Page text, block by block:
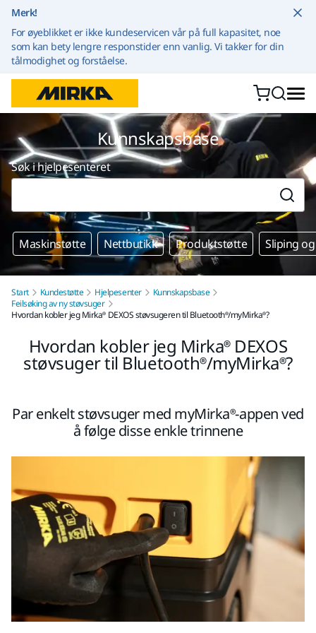
Merk!
For øyeblikket er ikke kundeservicen vår på full kapasitet, noe
som kan bety lengre responstider enn vanlig. Vi takker for din
tålmodighet og forståelse.
Kunnskapsbase
Søk i hjelpesenteret
Maskinstøtte Nettbutikk Produktstøtte Sliping
Start Kundestøtte Hjelpesenter
Kunnskapsbase
Feilsøking av ny støvsuger
Hvordan kobler jeg Mirka® DEXOS støvsugeren til Bluetooth®/myMirka®?
Hvordan kobler jeg Mirka® DEXOS
støvsuger til Bluetooth®/myMirka®?
Par enkelt støvsuger med myMirka®-appen ved
å følge disse enkle trinnene